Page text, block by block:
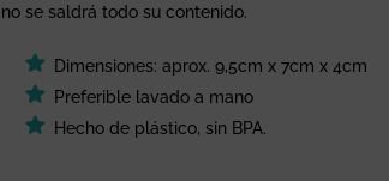
no se saldrá todo su contenido.
Dimensiones: aprox. 9,5cm x 7cm x 4cm
Preferible lavado a mano
Hecho de plástico, sin BPA.